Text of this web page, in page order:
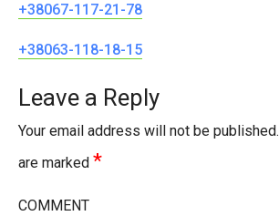
+38067-117-21-78
+38063-118-18-15
Leave a Reply
Your email address will not be published.
are marked *
COMMENT